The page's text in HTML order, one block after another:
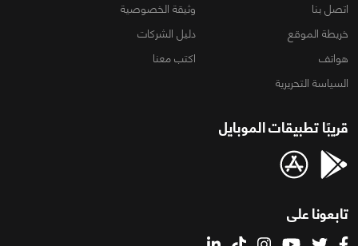
اتصل بنا
وثيقة الخصوصية
خريطة الموقع
دليل الشركات
هواتف
اكتب معنا
السياسة التحريرية
قريبًا تطبيقات الموبايل
تابعونا على